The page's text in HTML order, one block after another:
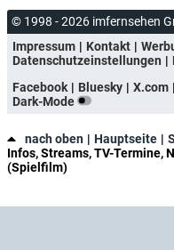
© 1998 - 2026 imfernsehen
Impressum
Kontakt
Datenschutzeinstellungen
Facebook
Bluesky X.com
Dark-Mode
nach oben Hauptseite
Infos, Streams, TV-Termine,
(Spielfilm)